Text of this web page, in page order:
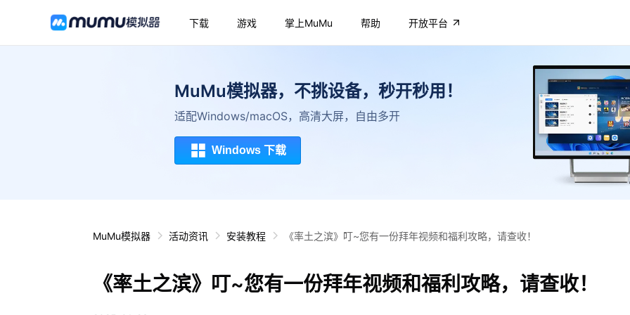
下载 游戏 掌上MuMu 帮助 开放平台
MuMu模拟器，不挑设备，秒开秒用！
适配Windows/macOS，高清大屏，自由多开
Windows 下载
MuMu模拟器 活动资讯 安装教程 《率土之滨》叮~您有一份拜年视频和福利攻略，请查收！
《率土之滨》叮~您有一份拜年视频和福利攻略，请查收！